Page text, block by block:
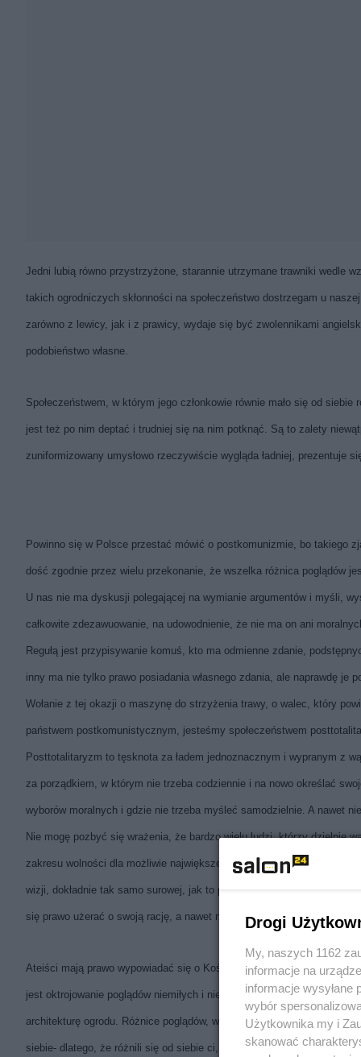
Jedni lubią równo przystrzyżone, starannie utrzymane trawniki wedle
takich ogrodniczych skłonności na społeczeństwo dostrzegam u
zarówno z lewicy, jak i z prawicy, wydaje się być zwolennikami
podobieństwo własne.
Społeczeństwem, w którym jego członkowie równie mało się od
jest też po nim deptać i trudniej się na nim potknąć. Są to zalety
zuniformizowany umysłowo rzeczywiście wygląda ładniej, prezentuje
Powinno się w Polsce przestać mówić o postkomunizmie, bo takiego
dość zgodnie przez wielu przekonanie, że wszelka różnica poglądów
U nas nie ma dyskusji polegającej na wymianie argumentów i myśli,
całkowite zdezawuowanie, na udowodnienie, że nie ma on ani
Regułą jest przypisywanie komuś, kto ma odmienne zdanie,
inny ma nie tylko prawo posiadania własnego zdania, ale naprawdę
Wołanie z tej okazji o maszynę do strzyżenia trawy, o walec, który
państwem postkomunistycznym, jesteśmy społeczeństwem
Posttotalitaryzm to tęsknota za ładem jednoznacznym i wypranym z
za porządkiem, w którym nie trzeba codziennie i na nowo określać
wyborów moralnych i gdzie nie trzeba myśleć samodzielnie. A nawet
Nie mogę pozbyć się wrażenia, że bardzo wielu ludzi, którzy dzielnie
zakresu wolności dla możliwie największej liczby osób - co jest
wizji, dokładnie tak samo surowej, jak to praktykowali komuniści. Ani
się prawo użerać o swoją rację, a nawet ma taki obowiązek wobec
Ateiści mają prawo wypowiadać się o Kościele, a księża o sprawach
jest oktrojowanie poglądów niemiłych i niewygodnych. Ludzie nie są
architekturę ogrodu. Różnice poglądów, wielość zdań to jest
siebie- dlatego, że różnili się od siebie ci, co pod nimi leżą. Ja nie
Drogi
My, naszych 1162
informacje na
informacje wysyłane
wybór
Użytkownika my i
skanować